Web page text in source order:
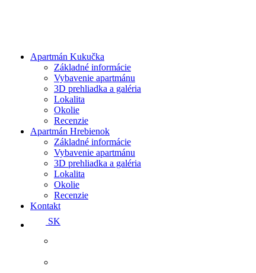
Apartmán Kukučka
Základné informácie
Vybavenie apartmánu
3D prehliadka a galéria
Lokalita
Okolie
Recenzie
Apartmán Hrebienok
Základné informácie
Vybavenie apartmánu
3D prehliadka a galéria
Lokalita
Okolie
Recenzie
Kontakt